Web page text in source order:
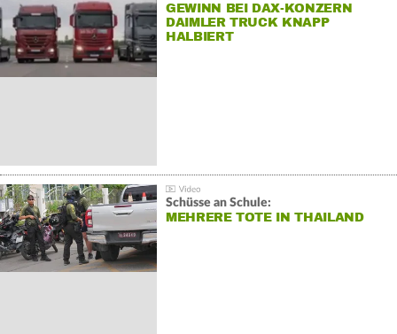
GEWINN BEI DAX-KONZERN
DAIMLER TRUCK KNAPP
HALBIERT
Schüsse an Schule:
MEHRERE TOTE IN THAILAND